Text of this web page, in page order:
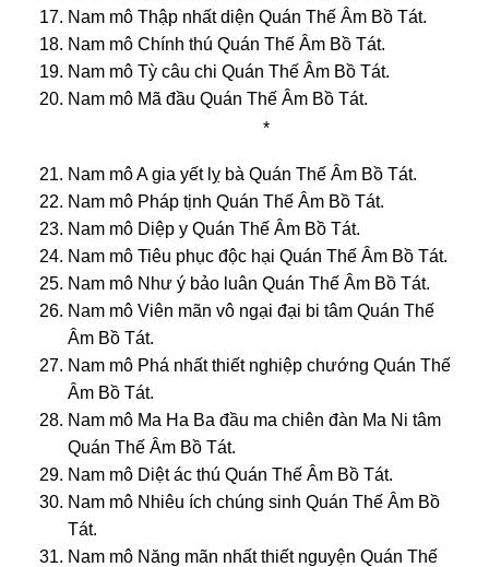
Nam mô Thập nhất diện Quán Thế Âm Bồ Tát.
Nam mô Chính thú Quán Thế Âm Bồ Tát.
Nam mô Tỳ câu chi Quán Thế Âm Bồ Tát.
Nam mô Mã đầu Quán Thế Âm Bồ Tát.
*
Nam mô A gia yết lỵ bà Quán Thế Âm Bồ Tát.
Nam mô Pháp tịnh Quán Thế Âm Bồ Tát.
Nam mô Diệp y Quán Thế Âm Bồ Tát.
Nam mô Tiêu phục độc hại Quán Thế Âm Bồ Tát.
Nam mô Như ý bảo luân Quán Thế Âm Bồ Tát.
Nam mô Viên mãn vô ngại đại bi tâm Quán Thế
Âm Bồ Tát.
Nam mô Phá nhất thiết nghiệp chướng Quán Thế
Âm Bồ Tát.
Nam mô Ma Ha Ba đầu ma chiên đàn Ma Ni tâm
Quán Thế Âm Bồ Tát.
Nam mô Diệt ác thú Quán Thế Âm Bồ Tát.
Nam mô Nhiêu ích chúng sinh Quán Thế Âm Bồ
Tát.
Nam mô Năng mãn nhất thiết nguyện Quán Thế